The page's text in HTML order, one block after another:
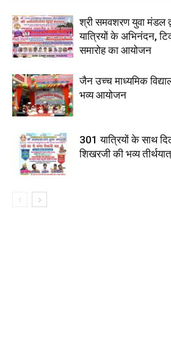
श्री समवशरण युवा मंडल
यात्रियों के अभिनंदन,
समारोह का आयोजन
जैन उच्च माध्यमिक
भव्य आयोजन
301 यात्रियों के साथ
शिखरजी की भव्य